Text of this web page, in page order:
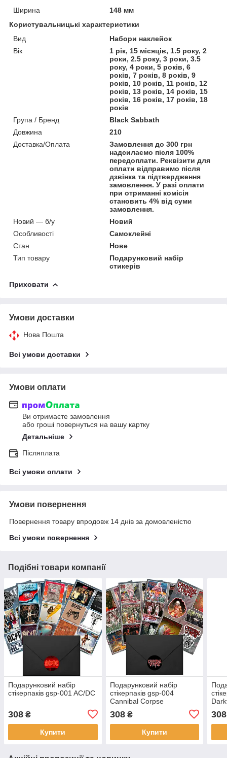
Ширина
148 мм
Користувальницькі характеристики
Вид
Набори наклейок
Вік
1 рік, 15 місяців, 1.5 року, 2
роки, 2.5 року, 3 роки, 3.5
року, 4 роки, 5 років, 6
років, 7 років, 8 років, 9
років, 10 років, 11 років, 12
років, 13 років, 14 років, 15
років, 16 років, 17 років, 18
років
Група / Бренд
Black Sabbath
Довжина
210
Доставка/Оплата
Замовлення до 300 грн
надсилаємо після 100%
передоплати. Реквізити для
оплати відправимо після
дзвінка та підтвердження
замовлення. У разі оплати
при отриманні комісія
становить 4% від суми
замовлення.
Новий — б/у
Новий
Особливості
Самоклейні
Стан
Нове
Тип товару
Подарунковий набір
стикерів
Приховати
Умови доставки
Нова Пошта
Всі умови доставки
Умови оплати
Ви отримаєте замовлення
або гроші повернуться на вашу картку
Детальніше
Післяплата
Всі умови оплати
Умови повернення
Повернення товару впродовж 14 днів за домовленістю
Всі умови повернення
Подібні товари компанії
Подарунковий набір
стікерпаків gsp-001 AC/DC
308 ₴
Купити
Подарунковий набір
стікерпаків gsp-004
Cannibal Corpse
308₴
Купити
308